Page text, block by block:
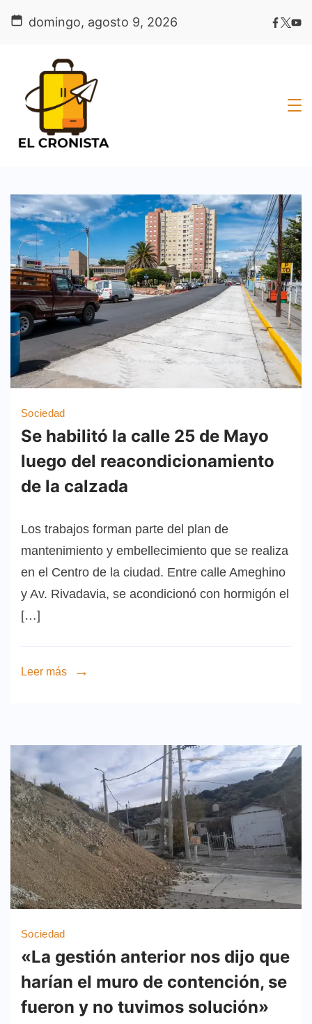
domingo, agosto 9, 2026
Sociedad
Se habilitó la calle 25 de Mayo
luego del reacondicionamiento
de la calzada
Los trabajos forman parte del plan de
mantenimiento y embellecimiento que se realiza
en el Centro de la ciudad. Entre calle Ameghino
y Av. Rivadavia, se acondicionó con hormigón el
[…]
Leer más
Sociedad
«La gestión anterior nos dijo que
harían el muro de contención, se
fueron y no tuvimos solución»